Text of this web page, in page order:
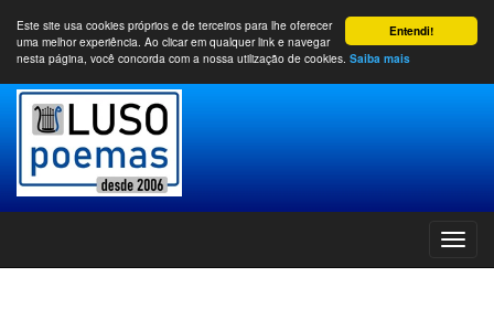
Entendi!
Este site usa cookies próprios e de terceiros para lhe oferecer
uma melhor experiência. Ao clicar em qualquer link e navegar
nesta página, você concorda com a nossa utilização de cookies. Saiba mais